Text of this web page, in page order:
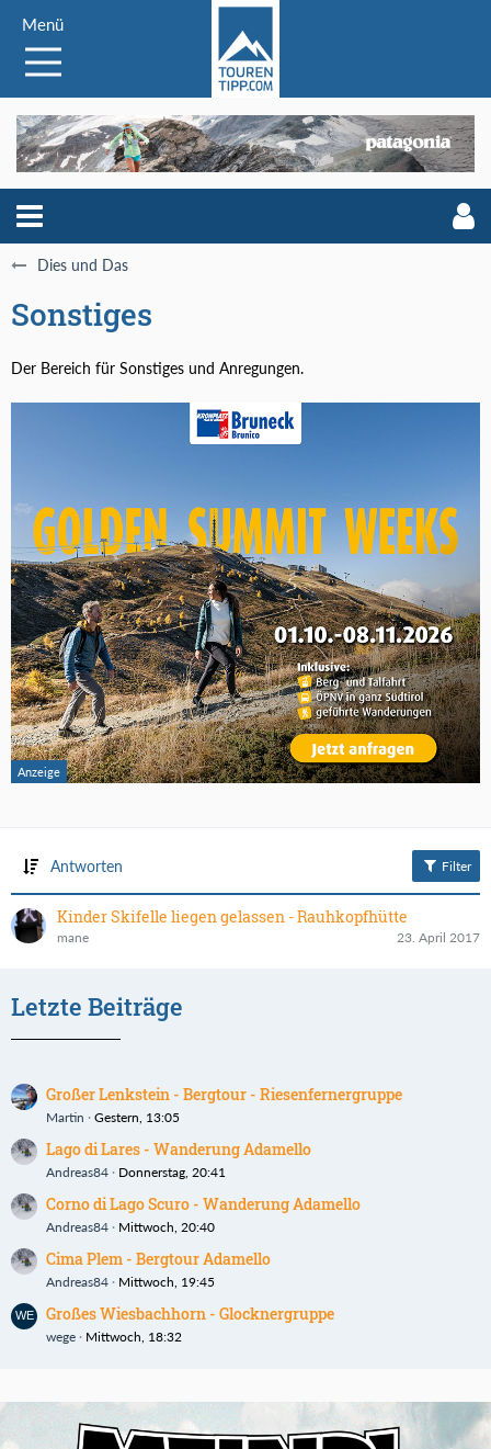
Menü
Dies und Das
Sonstiges
Der Bereich für Sonstiges und Anregungen.
Antworten Filter
Kinder Skifelle liegen gelassen - Rauhkopfhütte
mane 23. April 2017
Letzte Beiträge
Großer Lenkstein - Bergtour - Riesenfernergruppe
Martin Gestern, 13:05
Lago di Lares - Wanderung Adamello
Andreas84 Donnerstag, 20:41
Corno di Lago Scuro - Wanderung Adamello
Andreas84 Mittwoch, 20:40
Cima Plem - Bergtour Adamello
Andreas84 Mittwoch, 19:45
Großes Wiesbachhorn - Glocknergruppe
wege Mittwoch, 18:32